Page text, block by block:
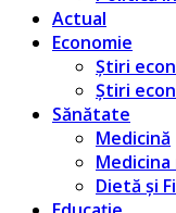
Actual
Economie
Știri
Știri
Sănătate
Medicină
Dietă și